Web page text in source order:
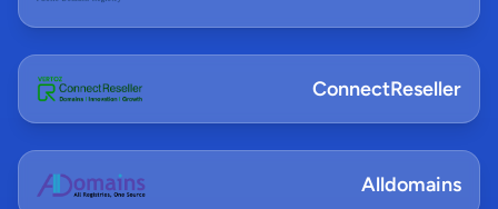
ConnectReseller
Alldomains